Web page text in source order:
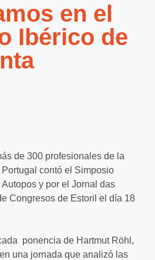
en el
Ibérico de
de 300 profesionales de la
contó el Simposio
Autopos y por el Jornal das
Congresos de Estoril el día 18
ponencia de Hartmut Röhl,
una jornada que analizó las